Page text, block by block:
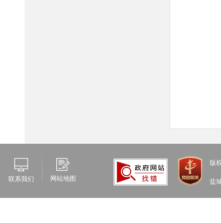
联系我们 网站地图
版
盐